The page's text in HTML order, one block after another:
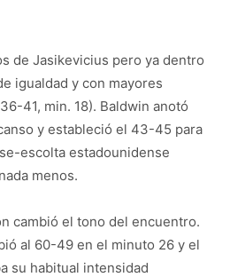
de Jasikevicius pero ya dentro
igualdad y con mayores
41, min. 18). Baldwin anotó
y estableció el 43-45 para
escolta estadounidense
menos.
cambió el tono del encuentro.
al 60-49 en el minuto 26 y el
su habitual intensidad